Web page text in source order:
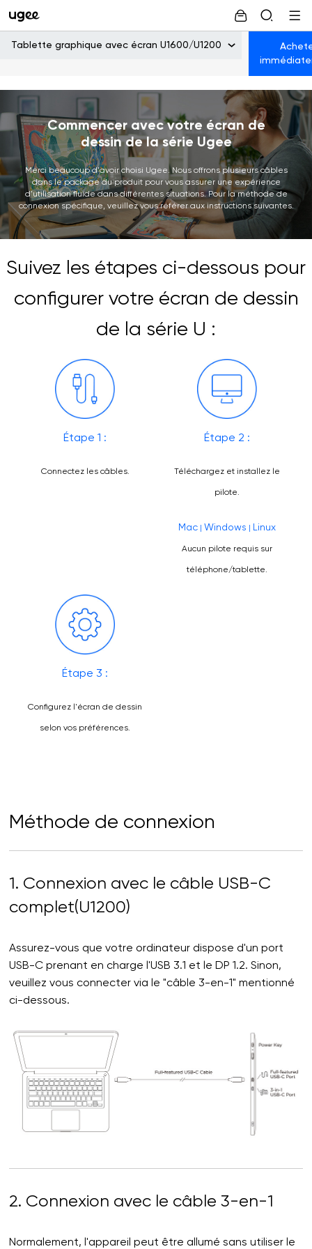
Tablette graphique avec écran U1600/U1200
Commencer avec votre écran de
dessin de la série Ugee
Merci beaucoup d'avoir choisi Ugee. Nous offrons plusieurs câbles
dans le package du produit pour vous assurer une expérience
d'utilisation fluide dans différentes situations. Pour la méthode de
connexion spécifique, veuillez vous référer aux instructions suivantes.
Suivez les étapes ci-dessous pour
configurer votre écran de dessin
de la série U :
Étape 1 :
Connectez les câbles.
Étape 2 :
Téléchargez et installez le
pilote.
Mac Windows Linux
Aucun pilote requis sur
téléphone/tablette.
Étape 3 :
Configurez l'écran de dessin
selon vos préférences.
Méthode de connexion
1. Connexion avec le câble USB-C
complet(U1200)
Assurez-vous que votre ordinateur dispose d'un port
USB-C prenant en charge l'USB 3.1 et le DP 1.2. Sinon,
veuillez vous connecter via le "câble 3-en-1" mentionné
ci-dessous.
2. Connexion avec le câble 3-en-1
Normalement, l'appareil peut être allumé sans utiliser le